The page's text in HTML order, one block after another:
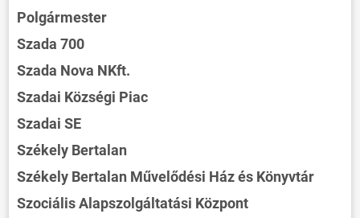
Polgármester
Szada 700
Szada Nova NKft.
Szadai Községi Piac
Szadai SE
Székely Bertalan
Székely Bertalan Művelődési Ház és Könyvtár
Szociális Alapszolgáltatási Központ